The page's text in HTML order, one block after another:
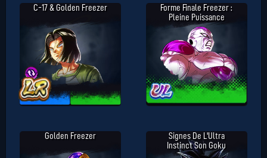
C-17 & Golden Freezer
Forme Finale Freezer :
Pleine Puissance
Golden Freezer
Signes De L'Ultra
Instinct Son Goku